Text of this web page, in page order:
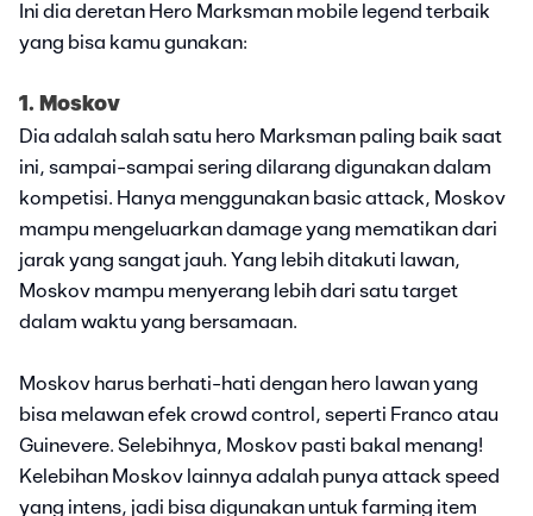
Ini dia deretan Hero Marksman mobile legend terbaik
yang bisa kamu gunakan:
1. Moskov
Dia adalah salah satu hero Marksman paling baik saat
ini, sampai-sampai sering dilarang digunakan dalam
kompetisi. Hanya menggunakan basic attack, Moskov
mampu mengeluarkan damage yang mematikan dari
jarak yang sangat jauh. Yang lebih ditakuti lawan,
Moskov mampu menyerang lebih dari satu target
dalam waktu yang bersamaan.
Moskov harus berhati-hati dengan hero lawan yang
bisa melawan efek crowd control, seperti Franco atau
Guinevere. Selebihnya, Moskov pasti bakal menang!
Kelebihan Moskov lainnya adalah punya attack speed
yang intens, jadi bisa digunakan untuk farming item